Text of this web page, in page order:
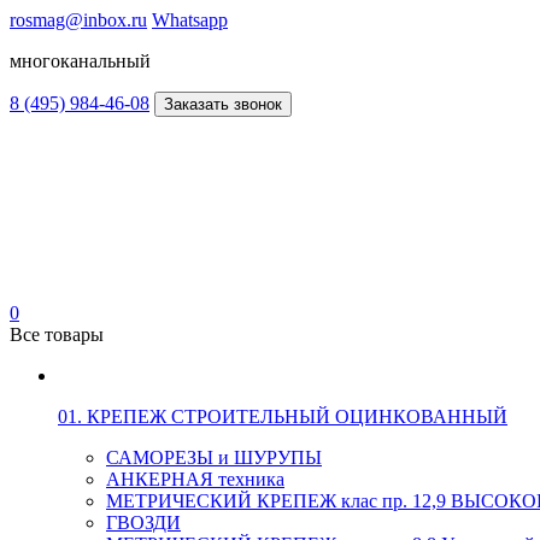
rosmag@inbox.ru Whatsapp
многоканальный
8 (495) 984-46-08 Заказать звонок
0
Все товары
01. КРЕПЕЖ СТРОИТЕЛЬНЫЙ ОЦИНКОВАННЫЙ
САМОРЕЗЫ и ШУРУПЫ
АНКЕРНАЯ техника
МЕТРИЧЕСКИЙ КРЕПЕЖ клас пр. 12,9
ГВОЗДИ